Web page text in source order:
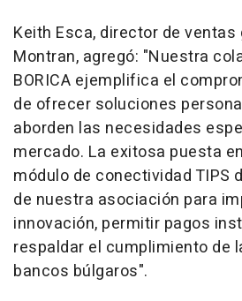
Keith Esca, director de ventas
Montran, agregó: "Nuestra
BORICA ejemplifica el
de ofrecer soluciones
aborden las necesidades
mercado. La exitosa puesta
módulo de conectividad TIPS
de nuestra asociación para
innovación, permitir pagos
respaldar el cumplimiento de
bancos búlgaros".